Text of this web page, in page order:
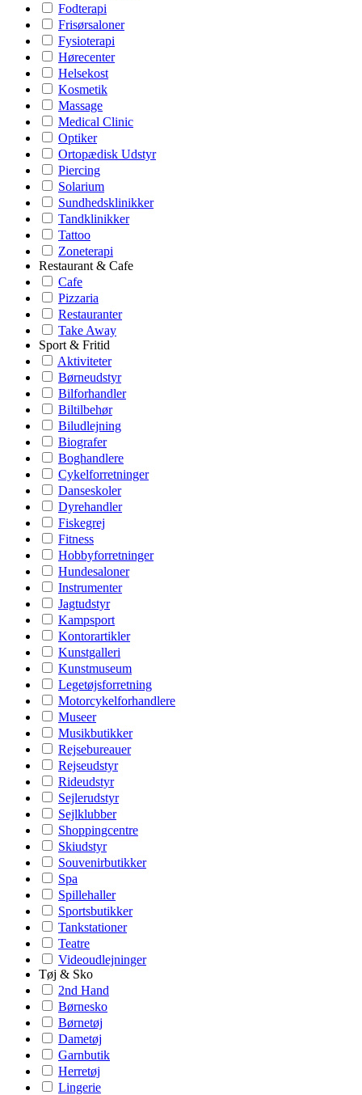
Fodterapi
Frisørsaloner
Fysioterapi
Hørecenter
Helsekost
Kosmetik
Massage
Medical Clinic
Optiker
Ortopædisk Udstyr
Piercing
Solarium
Sundhedsklinikker
Tandklinikker
Tattoo
Zoneterapi
Restaurant & Cafe
Cafe
Pizzaria
Restauranter
Take Away
Sport & Fritid
Aktiviteter
Børneudstyr
Bilforhandler
Biltilbehør
Biludlejning
Biografer
Boghandlere
Cykelforretninger
Danseskoler
Dyrehandler
Fiskegrej
Fitness
Hobbyforretninger
Hundesaloner
Instrumenter
Jagtudstyr
Kampsport
Kontorartikler
Kunstgalleri
Kunstmuseum
Legetøjsforretning
Motorcykelforhandlere
Museer
Musikbutikker
Rejsebureauer
Rejseudstyr
Rideudstyr
Sejlerudstyr
Sejlklubber
Shoppingcentre
Skiudstyr
Souvenirbutikker
Spa
Spillehaller
Sportsbutikker
Tankstationer
Teatre
Videoudlejninger
Tøj & Sko
2nd Hand
Børnesko
Børnetøj
Dametøj
Garnbutik
Herretøj
Lingerie